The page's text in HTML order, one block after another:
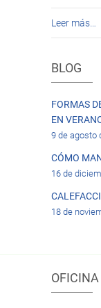
Leer más…
BLOG
FORMAS
EN
9 de agosto
CÓMO
16 de
18 de